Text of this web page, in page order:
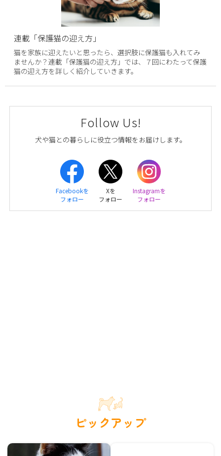
連載「保護猫の迎え方」
猫を家族に迎えたいと思ったら、選択肢に保護猫も入れてみ
ませんか？連載「保護猫の迎え方」では、７回にわたって保護
猫の迎え方を詳しく紹介していきます。
Follow Us!
犬や猫との暮らしに役立つ情報をお届けします。
Facebookを
フォロー
Xを
フォロー
Instagramを
フォロー
ピックアップ